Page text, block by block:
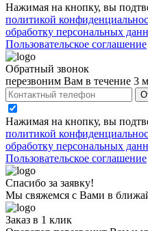
Нажимая на кнопку, вы
политикой
обработку персональных
Пользовательское соглашение
Обратный звонок
перезвоним Вам в течение 3
Нажимая на кнопку, вы
политикой
обработку персональных
Пользовательское соглашение
Спасибо за заявку!
Мы свяжемся с Вами в
Заказ в 1 клик